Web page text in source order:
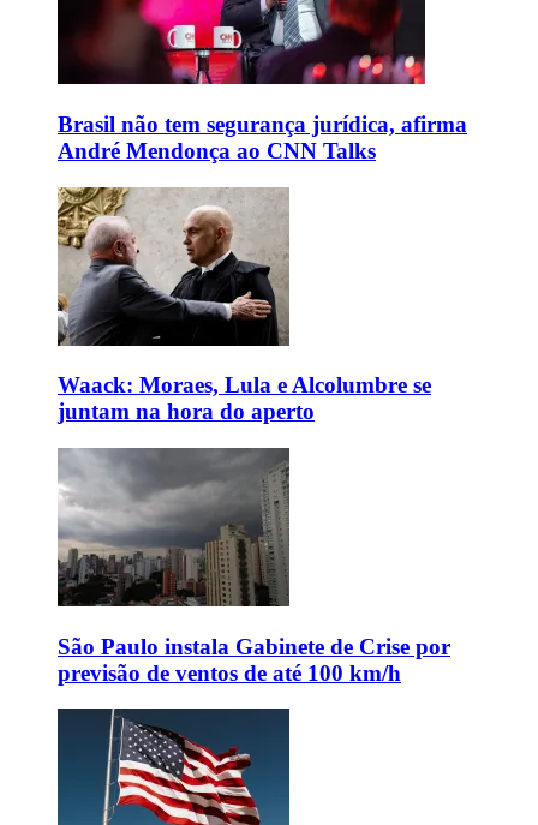
Brasil não tem segurança jurídica, afirma
André Mendonça ao CNN Talks
Waack: Moraes, Lula e Alcolumbre se
juntam na hora do aperto
São Paulo instala Gabinete de Crise por
previsão de ventos de até 100 km/h